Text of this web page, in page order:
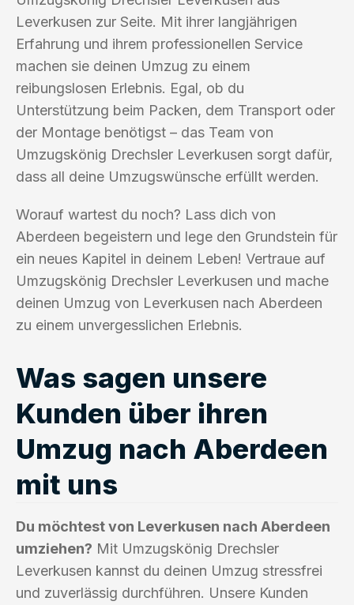
Leverkusen zur Seite. Mit ihrer langjährigen
Erfahrung und ihrem professionellen Service
machen sie deinen Umzug zu einem
reibungslosen Erlebnis. Egal, ob du
Unterstützung beim Packen, dem Transport oder
der Montage benötigst – das Team von
Umzugskönig Drechsler Leverkusen sorgt dafür,
dass all deine Umzugswünsche erfüllt werden.
Worauf wartest du noch? Lass dich von
Aberdeen begeistern und lege den Grundstein für
ein neues Kapitel in deinem Leben! Vertraue auf
Umzugskönig Drechsler Leverkusen und mache
deinen Umzug von Leverkusen nach Aberdeen
zu einem unvergesslichen Erlebnis.
Was sagen unsere
Kunden über ihren
Umzug nach Aberdeen
mit uns
Du möchtest von Leverkusen nach Aberdeen
umziehen? Mit Umzugskönig Drechsler
Leverkusen kannst du deinen Umzug stressfrei
und zuverlässig durchführen. Unsere Kunden